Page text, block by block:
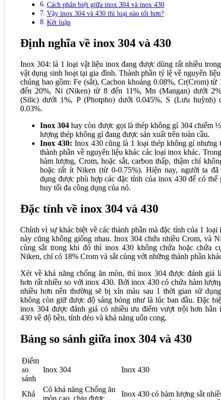
Cách phân biệt giữa inox 304 và inox 430
Vậy inox 304 và 430 thì loại nào tốt hơn?
Kết luận
Định nghĩa về inox 304 và 430
Inox 304: là 1 loại vật liệu inox đang được dùng rất nhiều
vật dụng sinh hoạt tại gia đình. Thành phần tỷ lệ về nguyên
chúng bao gồm: Fe (sắt), Cacbon khoảng 0.08%, Cr(Crom) từ
đến 20%, Ni (Niken) từ 8 đến 11%, Mn (Mangan) dưới
(Silic) dưới 1%, P (Photpho) dưới 0.045%, S (Lưu huỳnh)
0.03%.
Inox 304 hay còn được gọi là thép không gỉ 304 chiếm
lượng thép không gỉ đang được sản xuất trên toàn cầu.
Inox 430: Inox 430 cũng là 1 loại thép không gỉ nhưng
thành phần về nguyên liệu khác các loại inox khác.
hàm lượng, Crom, hoặc sắt, carbon thấp, thậm chí
hoặc rất ít Niken (từ 0-0.75%). Hiện nay, người ta đã
dụng được phù hợp các đặc tính của inox 430 để có thể
huy tối đa công dụng của nó.
Đặc tính về inox 304 và 430
Chính vì sự khác biệt về các thành phần mà đặc tính của 1 loại
này cũng không giống nhau. Inox 304 chứa nhiều Crom, và
cùng sắt trong khi đó thì inox 430 không chứa hoặc chứa
Niken, chỉ có 18% Crom và sắt cùng với những thành phần
Xét về khả năng chống ăn mòn, thì inox 304 được đánh giá
hơn rất nhiều so với inox 430. Bởi inox 430 có chứa hàm
nhiều hơn nên thường sẽ bị xỉn màu sau 1 thời gian sử
không còn giữ được độ sáng bóng như là lúc ban đầu. Đặc
inox 304 được đánh giá có nhiều ưu điểm vượt trội hơn hẳn
430 về độ bền, tính dẻo và khả năng uốn cong.
Bảng so sánh giữa inox 304 và 430
Điểm
so
sánh
Inox 304 Inox 430
Khả
Có khả năng Chống ăn
Inox 430 có hàm lượng sắt